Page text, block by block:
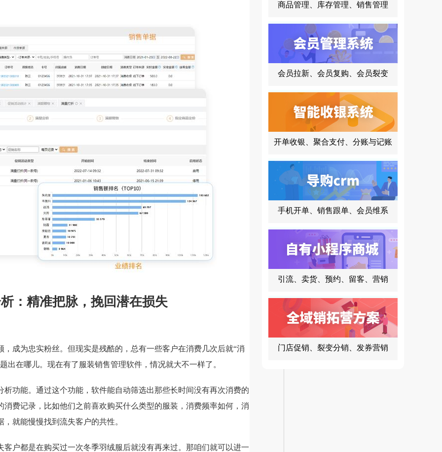
：精准把脉，挽回潜在损失
成为忠实粉丝。但现实是残酷的，总有一些客户在消费几次后就“消
出在哪儿。现在有了服装销售管理软件，情况就大不一样了。
功能。通过这个功能，软件能自动筛选出那些长时间没有再次消费的
费记录，比如他们之前喜欢购买什么类型的服装，消费频率如何，消
就能慢慢找到流失客户的共性。
户都是在购买过一次冬季羽绒服后就没有再来过。那咱们就可以进一
商品管理、库存管理、销售管理
会员拉新、会员复购、会员裂变
开单收银、聚合支付、分账与记账
手机开单、销售跟单、会员维系
引流、卖货、预约、留客、营销
门店促销、裂变分销、发券营销